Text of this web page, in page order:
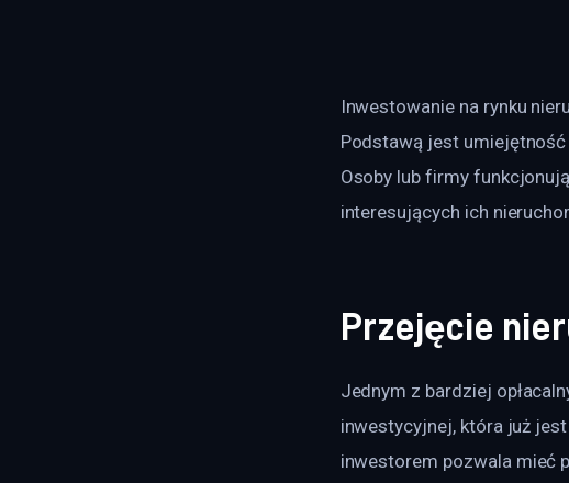
Inwestowanie na rynku
Podstawą jest
Osoby lub firmy
interesujących ich
Przejęcie
Jednym z bardziej
inwestycyjnej, która już
inwestorem pozwala mieć